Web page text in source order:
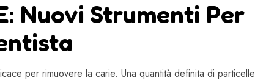
Nuovi Strumenti Per
per rimuovere la carie. Una quantità definita di particelle